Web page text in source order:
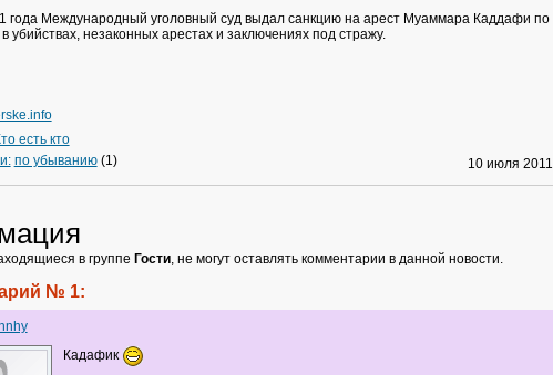
года Международный уголовный суд выдал санкцию на арест Муаммара Каддафи по
убийствах, незаконных арестах и заключениях под стражу.
есть кто
по убыванию(1) 10 июля 2011
в группе Гости, не могут оставлять комментарии в данной новости.
№ 1:
Кадафик